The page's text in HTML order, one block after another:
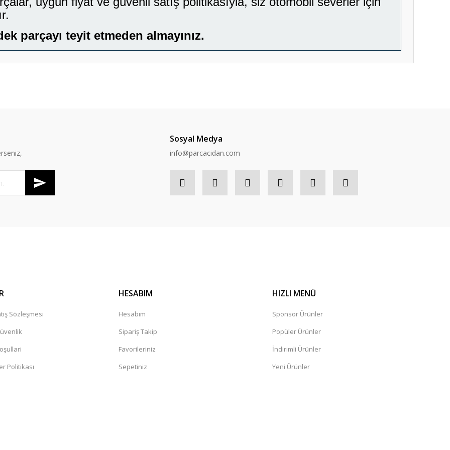
parçayı teyit etmeden almayınız.
Sosyal Medya
info@parcacidan.com
Sözleşmesi
Politikası
HESABIM
Hesabım
Sipariş Takip
Favorileriniz
Sepetiniz
HIZLI MENÜ
Sponsor Ürünler
Popüler Ürünler
İndirimli Ürünler
Yeni Ürünler